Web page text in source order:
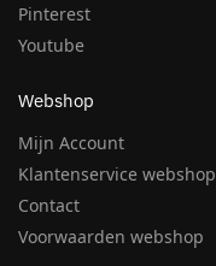
Pinterest
Youtube
Webshop
Mijn Account
Klantenservice webshop
Contact
Voorwaarden webshop